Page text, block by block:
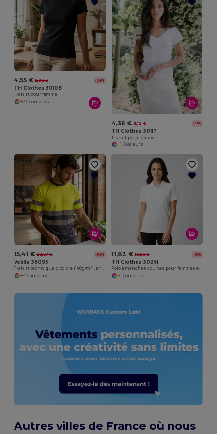
4,55 € 5,98 € -24%
TH Clothes 30108
T-shirt pour femme
+27 Couleurs
4,35 € 6,12 € -29%
TH Clothes 30117
T-shirt pour femme
+1 Couleurs
15,41 € 23,37 € -34%
Velilla 36093
T-shirt technique bicolore (140g/m²), en polyester (100%)
+4 Couleurs
11,62 € 16,58 € -30%
TH Clothes 30261
Polo à manches courtes pour femmes en coton cardé
+1 Couleurs
Autres villes de France où nous